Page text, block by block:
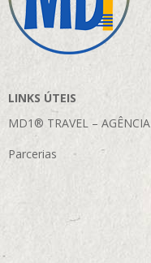
LINKS ÚTEIS
MD1® TRAVEL – AGÊNCIA
Parcerias